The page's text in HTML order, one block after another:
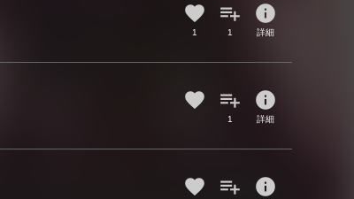
1 1
info
詳細
1
info
詳細
info